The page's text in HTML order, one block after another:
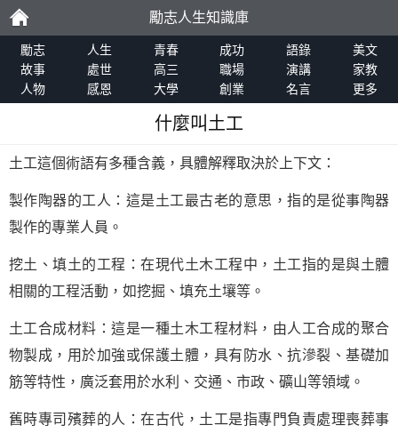
勵
志
勵志人生知識庫
勵志 人生 青春 成功 語錄
美文
故事
處世 高三 職場 演講
家教
人物
感恩 大學 創業 名言 更多
什麼叫土工
土工這個術語有多種含義，具體解釋取決於上下文：
製作陶器的工人：這是土工最古老的意思，指的是從事陶器
製作的專業人員。
挖土、填土的工程：在現代土木工程中，土工指的是與土體
相關的工程活動，如挖掘、填充土壤等。
土工合成材料：這是一種土木工程材料，由人工合成的聚合
物製成，用於加強或保護土體，具有防水、抗滲裂、基礎加
筋等特性，廣泛套用於水利、交通、市政、礦山等領域。
舊時專司殯葬的人：在古代，土工是指專門負責處理喪葬事